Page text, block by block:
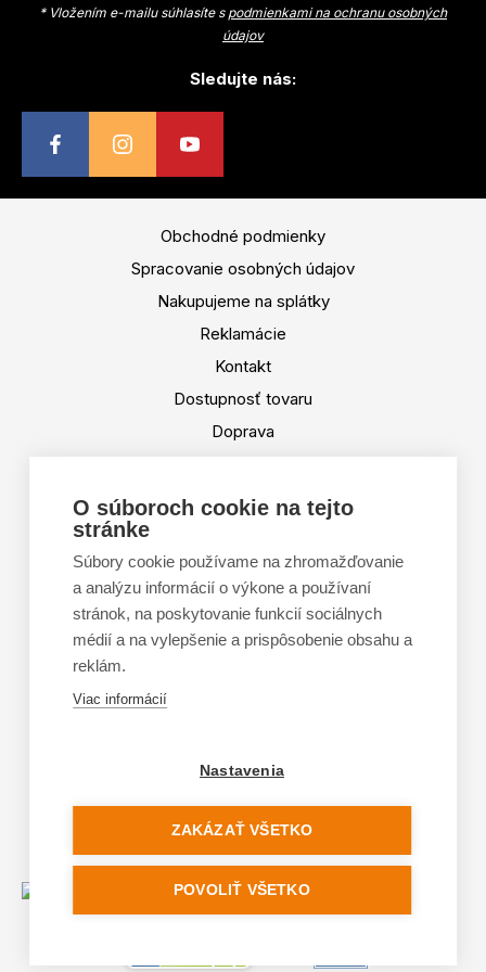
* Vložením e-mailu súhlasíte s podmienkami na ochranu osobných
údajov
Sledujte nás:
Obchodné podmienky
Spracovanie osobných údajov
Nakupujeme na splátky
Reklamácie
Kontakt
Dostupnosť tovaru
Doprava
Výmena a vrátenie tovaru
Doporučená dĺžka lyží
Vypaľovanie papúč
Veľkosti skeletu lyžiarok
Platforma na riešenie sporov online (ODR)
Formulár na odstúpenie od zmluvy
O súboroch cookie na tejto
stránke
Súbory cookie používame na zhromažďovanie
a analýzu informácií o výkone a používaní
stránok, na poskytovanie funkcií sociálnych
médií a na vylepšenie a prispôsobenie obsahu a
reklám.
Viac informácií
Nastavenia
ZAKÁZAŤ VŠETKO
POVOLIŤ VŠETKO